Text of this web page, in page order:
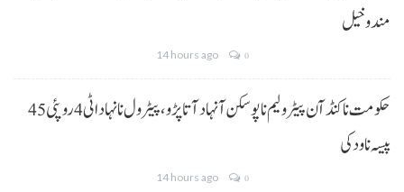
مندوخیل
14 hours ago 0
حکومت نا کنڈ آن پیٹرولیم نا پوسکن آ نہاد آتا پڑو،پیٹرول نا نہاد اٹی 4 روپئی 45
پیسہ نا ودکی
14 hours ago 0